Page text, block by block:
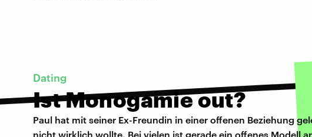
Dating
Ist Monogamie out?
Paul hat mit seiner Ex-Freundin in einer offenen Beziehung
nicht wirklich wollte. Bei vielen ist gerade ein offenes Modell